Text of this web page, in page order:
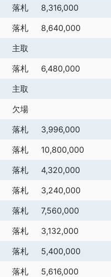
落札 8,316,000
落札 8,640,000
主取
落札 6,480,000
主取
欠場
落札 3,996,000
落札 10,800,000
落札 4,320,000
落札 3,240,000
落札 7,560,000
落札 3,132,000
落札 5,400,000
落札 5,616,000